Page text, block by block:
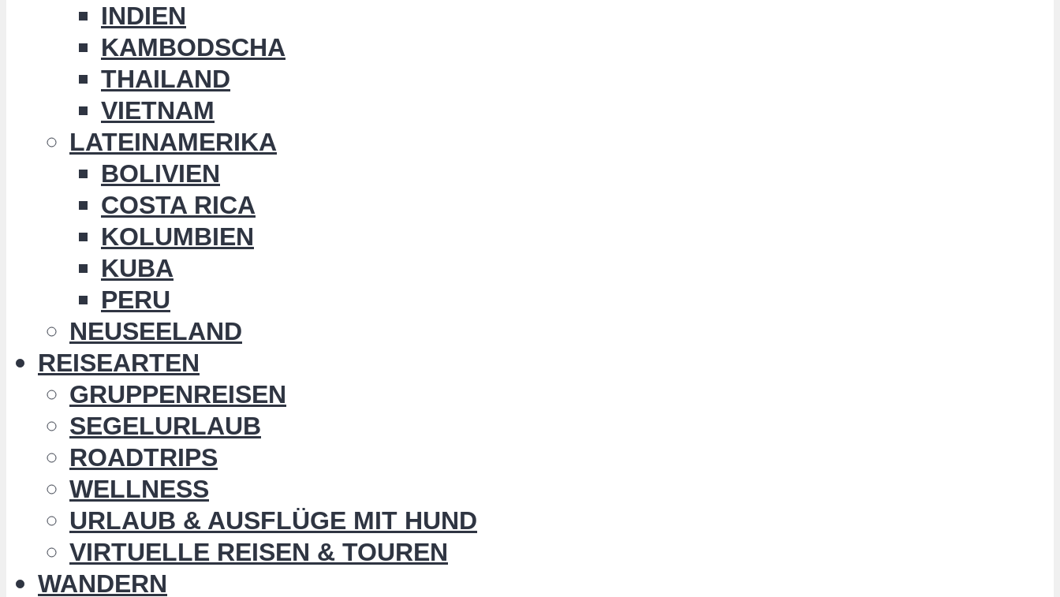
INDIEN
KAMBODSCHA
THAILAND
VIETNAM
LATEINAMERIKA
BOLIVIEN
COSTA RICA
KOLUMBIEN
KUBA
PERU
NEUSEELAND
REISEARTEN
GRUPPENREISEN
SEGELURLAUB
ROADTRIPS
WELLNESS
URLAUB & AUSFLÜGE MIT HUND
VIRTUELLE REISEN & TOUREN
WANDERN